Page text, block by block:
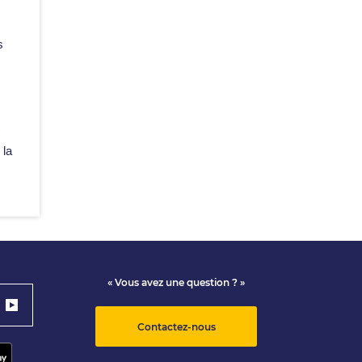
la
« Vous avez une question ? »
Contactez-nous